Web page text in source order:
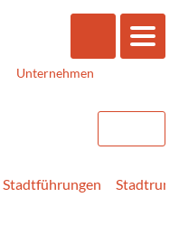
Unternehmen
Stadtführungen